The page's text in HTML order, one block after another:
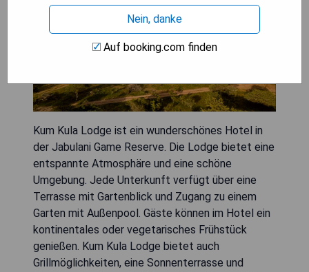
Kum Kula Lodge ist ein wunderschönes Hotel in
der Jabulani Game Reserve. Die Lodge bietet eine
entspannte Atmosphäre und eine schöne
Umgebung. Jede Unterkunft verfügt über eine
Terrasse mit Gartenblick und Zugang zu einem
Garten mit Außenpool. Gäste können im Hotel ein
kontinentales oder vegetarisches Frühstück
genießen. Kum Kula Lodge bietet auch
Grillmöglichkeiten, eine Sonnenterrasse und
Nein, danke
Auf booking.com finden